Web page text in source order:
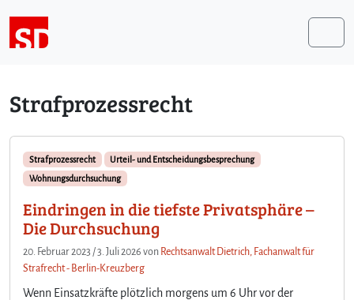
Strafprozessrecht
Strafprozessrecht
Urteil- und Entscheidungsbesprechung
Wohnungsdurchsuchung
Eindringen in die tiefste Privatsphäre –
Die Durchsuchung
20. Februar 2023 /3. Juli 2026 von Rechtsanwalt Dietrich, Fachanwalt für
Strafrecht - Berlin-Kreuzberg
Wenn Einsatzkräfte plötzlich morgens um 6 Uhr vor der